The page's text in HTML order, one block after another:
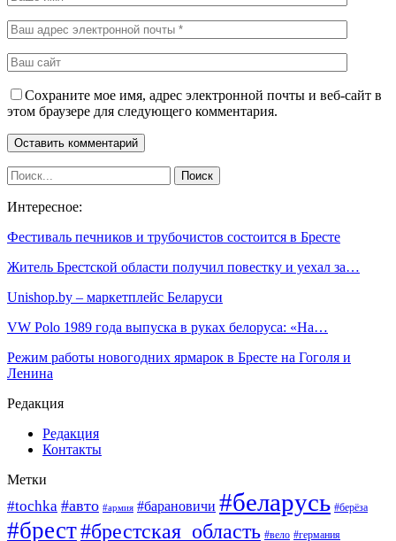
Сохраните мое имя, адрес электронной почты и веб-сайт в
этом браузере для следующего комментария.
Интересное:
Фестиваль печников и трубочистов состоится в Бресте
Житель Брестской области получил повестку и уехал за…
Unishop.by – маркетплейс Беларуси
VW Polo 1989 года выпуска в руках белоруса: «На…
Режим работы новогодних ярмарок в Бресте на Гоголя и
Ленина
Редакция
Редакция
Контакты
Метки
#tochka #авто #армия #барановичи #беларусь #берёза
#брест#брестская_область #вело #германия